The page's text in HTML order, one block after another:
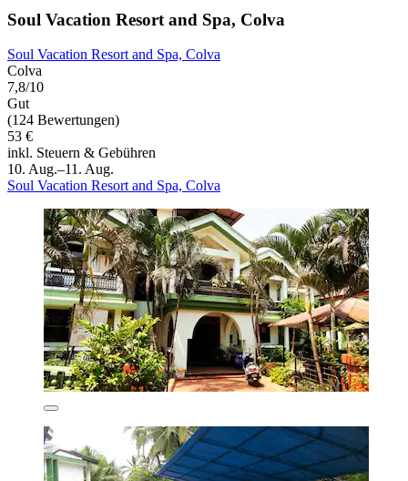
Soul Vacation Resort and Spa, Colva
Soul Vacation Resort and Spa, Colva
Colva
7,8/10
Gut
(124 Bewertungen)
53 €
inkl. Steuern & Gebühren
10. Aug.–11. Aug.
Soul Vacation Resort and Spa, Colva